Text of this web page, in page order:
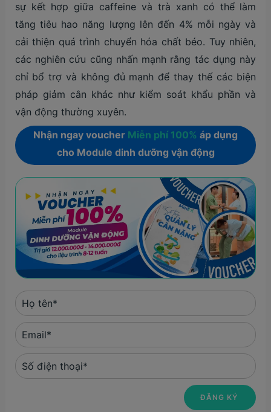
sự kết hợp giữa caffeine và trà xanh có thể làm
tăng tiêu hao năng lượng lên đến 4% mỗi ngày và
cải thiện quá trình chuyển hóa chất béo. Tuy nhiên,
các nghiên cứu cũng nhấn mạnh rằng tác dụng này
chỉ bổ trợ và không đủ mạnh để thay thế các biện
pháp giảm cân khác như kiểm soát khẩu phần và
vận động thường xuyên.
Nhận ngay voucher Miễn phí 100% áp dụng
cho Module dinh dưỡng vận động